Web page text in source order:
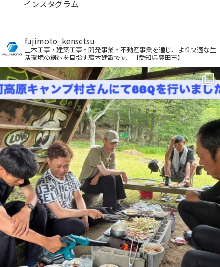
インスタグラム
fujimoto_kensetsu
土木工事・建築工事・開発事業・不動産事業を通じ、より快適な生
活環境の創造を目指す藤本建設です。【愛知県豊田市】